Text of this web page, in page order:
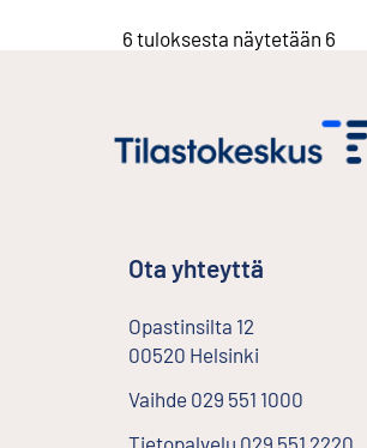
6 tuloksesta näytetään 6
Ota yhteyttä
Opastinsilta 12
00520 Helsinki
Vaihde 029 551 1000
Tietopalvelu 029 551 2220